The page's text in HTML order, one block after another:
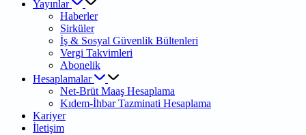
Yayınlar
Haberler
Sirküler
İş & Sosyal Güvenlik Bültenleri
Vergi Takvimleri
Abonelik
Hesaplamalar
Net-Brüt Maaş Hesaplama
Kıdem-İhbar Tazminati Hesaplama
Kariyer
İletişim